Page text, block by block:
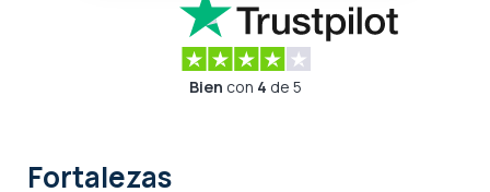
Bien con 4 de 5
Fortalezas